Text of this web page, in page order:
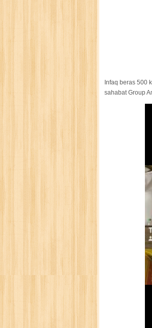
Infaq beras 500
sahabat Group